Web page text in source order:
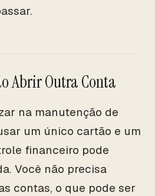
Abrir Outra Conta
na manutenção de
um único cartão e um
financeiro pode
Você não precisa
contas, o que pode ser